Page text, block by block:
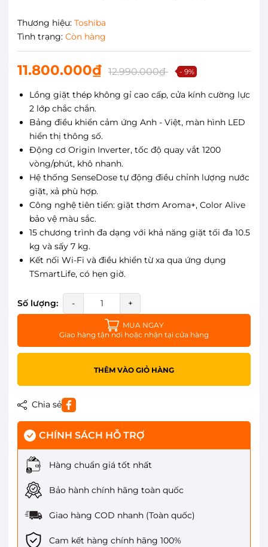
Thương hiệu: Toshiba
Tình trạng: Còn hàng
11.800.000₫ 12.990.000₫ - 9%
Lồng giặt thép không gỉ cao cấp, cửa kính cường lực
2 lớp chắc chắn.
Bảng điều khiển cảm ứng Anh - Việt, màn hình LED
hiển thị thông số.
Động cơ Origin Inverter, tốc độ quay vắt 1200
vòng/phút, khô nhanh.
Hệ thống SenseDose tự động điều chỉnh lượng nước
giặt, xả phù hợp.
Công nghệ tiên tiến: giặt thơm Aroma+, Color Alive
bảo vệ màu sắc.
15 chương trình đa dạng với khả năng giặt tối đa 10.5
kg và sấy 7 kg.
Kết nối Wi-Fi và điều khiển từ xa qua ứng dụng
TSmartLife, có hẹn giờ.
Số lượng: - +
MUA NGAY
Giao hàng tận nơi hoặc nhận tại cửa hàng
THÊM VÀO GIỎ HÀNG
Chia sẻ
CHÍNH SÁCH HỖ TRỢ
Hàng chuẩn giá tốt nhất
Bảo hành chính hãng toàn quốc
Giao hàng COD nhanh (Toàn quốc)
Cam kết hàng chính hãng 100%